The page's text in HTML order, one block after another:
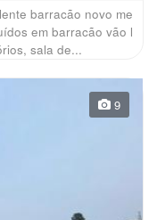
barracão novo me
em barracão vão l
sala de...
9